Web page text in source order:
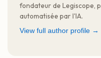
fondateur de Legiscope,
automatisée par l'IA.
View full author profile →